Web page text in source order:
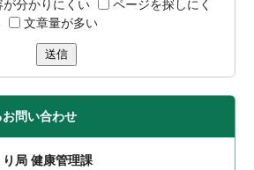
が分かりにくい
ページを探しにく
文章量が多い
送信
お問い合わせ
局 健康管理課